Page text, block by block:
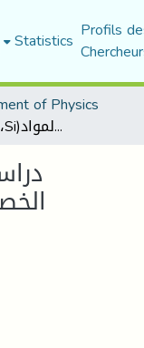
Statistics Profils
of Physics
CdXP2 (X : Ge، Sn،Si)دراسة الخصائص البنيوية ،الالكترونية والضوئية لمواد